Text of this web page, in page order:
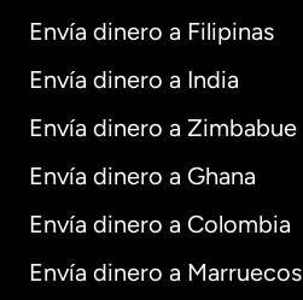
Envía dinero a Filipinas
Envía dinero a India
Envía dinero a Zimbabue
Envía dinero a Ghana
Envía dinero a Colombia
Envía dinero a Marruecos